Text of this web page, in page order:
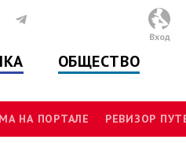
ОБЩЕСТВО
Вход
НА ПОРТАЛЕ РЕВИЗОР